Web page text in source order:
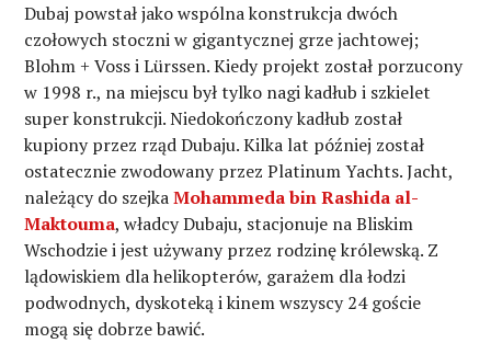
Dubaj powstał jako wspólna konstrukcja dwóch
czołowych stoczni w gigantycznej grze jachtowej;
Blohm + Voss i Lürssen. Kiedy projekt został porzucony
w 1998 r., na miejscu był tylko nagi kadłub i szkielet
super konstrukcji. Niedokończony kadłub został
kupiony przez rząd Dubaju. Kilka lat później został
ostatecznie zwodowany przez Platinum Yachts. Jacht,
należący do szejkaMohammeda bin Rashida al-
Maktouma, władcy Dubaju, stacjonuje na Bliskim
Wschodzie i jest używany przez rodzinę królewską. Z
lądowiskiem dla helikopterów, garażem dla łodzi
podwodnych, dyskoteką i kinem wszyscy 24 goście
mogą się dobrze bawić.